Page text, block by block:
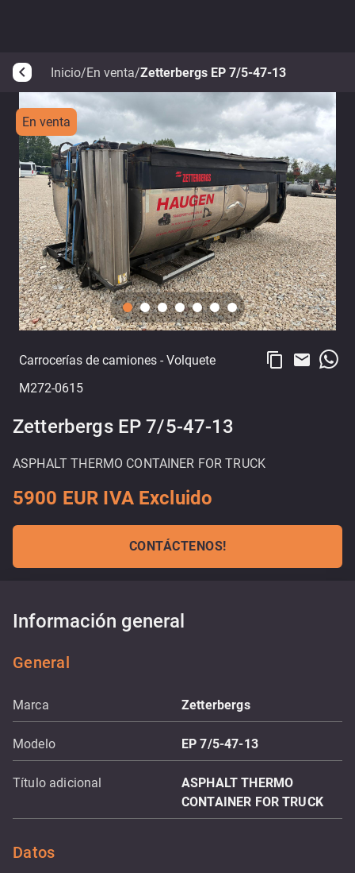
arrow_back_ios Inicio/En venta/Zetterbergs EP 7/5-47-13
En venta
Carrocerías de camiones - Volquete
M272-0615
content_copy email
Zetterbergs EP 7/5-47-13
ASPHALT THERMO CONTAINER FOR TRUCK
5900 EUR IVA Excluido
CONTÁCTENOS!
Información general
General
Marca Zetterbergs
Modelo EP 7/5-47-13
Título adicional
ASPHALT THERMO
CONTAINER FOR TRUCK
Datos